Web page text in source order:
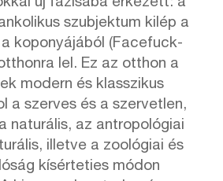
szubjektum kilép a
koponyájából (Facefuck-
lel. Ez az otthon a
modern és klasszikus
a szerves és a szervetlen,
naturális, az antropológiai
illetve a zoológiai és
kísérteties módon